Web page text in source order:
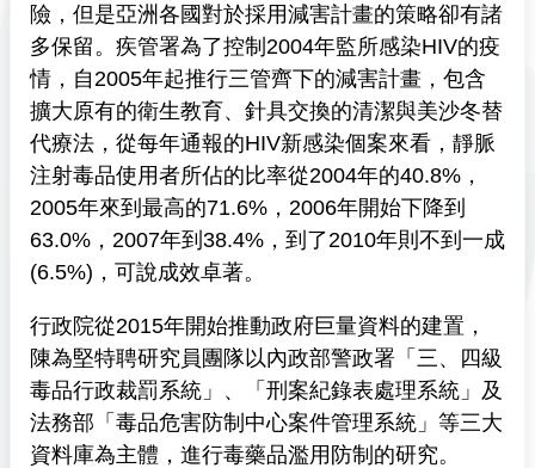
險，但是亞洲各國對於採用減害計畫的策略卻有諸
多保留。疾管署為了控制2004年監所感染HIV的疫
情，自2005年起推行三管齊下的減害計畫，包含
擴大原有的衛生教育、針具交換的清潔與美沙冬替
代療法，從每年通報的HIV新感染個案來看，靜脈
注射毒品使用者所佔的比率從2004年的40.8%，
2005年來到最高的71.6%，2006年開始下降到
63.0%，2007年到38.4%，到了2010年則不到一成
(6.5%)，可說成效卓著。
行政院從2015年開始推動政府巨量資料的建置，
陳為堅特聘研究員團隊以內政部警政署「三、四級
毒品行政裁罰系統」、「刑案紀錄表處理系統」及
法務部「毒品危害防制中心案件管理系統」等三大
資料庫為主體，進行毒藥品濫用防制的研究。